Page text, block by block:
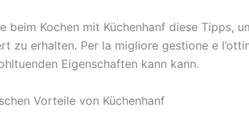
beim Kochen mit Küchenhanf diese Tipps,
zu erhalten. Per la migliore gestione e
Eigenschaften kann kann.
Vorteile von Küchenhanf